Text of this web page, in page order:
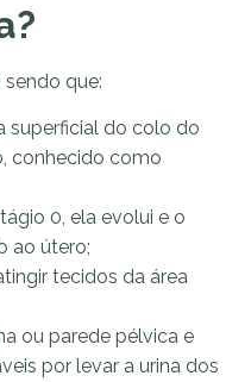
sendo que:
superficial do colo do
conhecido como
0, ela evolui e o
ao útero;
tecidos da área
ou parede pélvica e
por levar a urina dos